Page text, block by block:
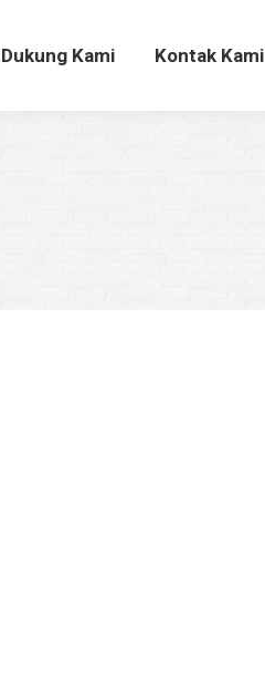
Dukung Kami Kontak Kami
Dukung Kami Kontak Kami